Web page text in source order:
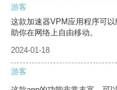
游客
这款加速器VPM应用程序可
助你在网络上自由移动。
2024-01-18
游客